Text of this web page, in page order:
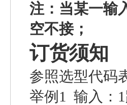
注：当某一输
空不接；
订货须知
参照选型代码
举例1 输入：